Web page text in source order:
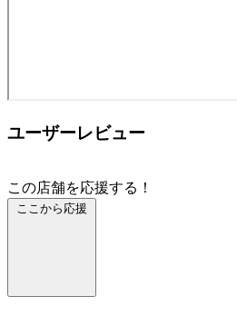
ユーザーレビュー
この店舗を応援する！
ここから応援